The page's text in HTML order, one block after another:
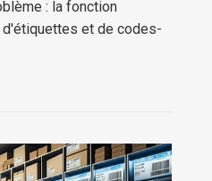
: la fonction
et de codes-